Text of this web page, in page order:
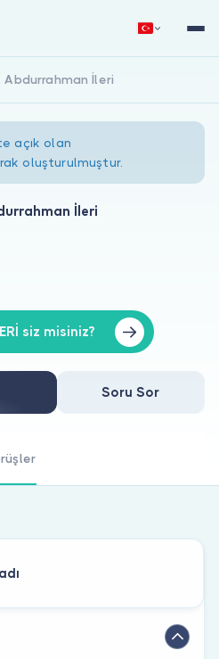
Giriş Yap
Abdurrahman İleri
açık olan
oluşturulmuştur.
İleri
siz misiniz?
Soru Sor